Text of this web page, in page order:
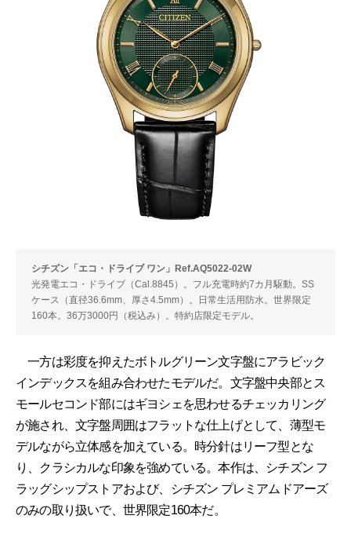
シチズン「エコ・ドライブ ワン」Ref.AQ5022-02W
光発電エコ・ドライブ（Cal.8845）。フル充電時約7カ月駆動。SS
ケース（直径36.6mm、厚さ4.5mm）。日常生活用防水。世界限定
160本。36万3000円（税込み）。特約店限定モデル。
一方は彩度を抑えたボトルグリーン文字盤にアラビック
インデックスを組み合わせたモデルだ。文字盤中央部とス
モールセコンド部にはギヨシェを思わせるチェッカリング
が施され、文字盤周囲はフラットな仕上げとして、薄型モ
デルながら立体感を加えている。時分針はリーフ型とな
り、クラシカルな印象を強めている。本作は、シチズン フ
ラッグシップストアおよび、シチズン プレミアムドアーズ
のみの取り扱いで、世界限定160本だ。